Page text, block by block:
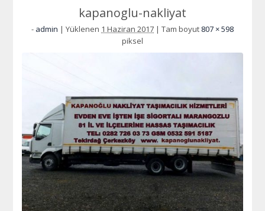
kapanoglu-nakliyat
- admin | Yüklenen 1 Haziran 2017 | Tam boyut 807 × 598
piksel